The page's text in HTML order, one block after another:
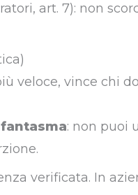
art. 7): non
veloce, vince chi
: non puoi
verificata. In